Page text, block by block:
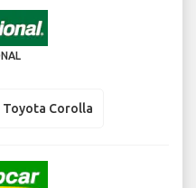
Toyota Corolla